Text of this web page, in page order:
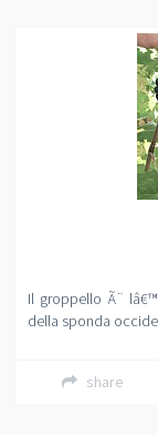
Il groppello Ã¨
della sponda
share